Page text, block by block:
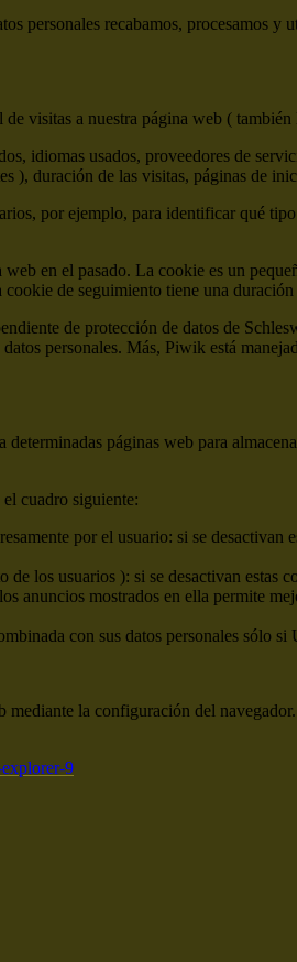
personales recabamos, procesamos
visitas a nuestra página web (
idiomas usados, proveedores de
), duración de las visitas, páginas de
por ejemplo, para identificar qué
en el pasado. La cookie es un
de seguimiento tiene una duración
de protección de datos de
personales. Más, Piwik está
páginas web para
cuadro siguiente:
por el usuario: si se desactivan
los usuarios ): si se desactivan
anuncios mostrados en ella permite
con sus datos personales sólo si
mediante la configuración del navegador.
9